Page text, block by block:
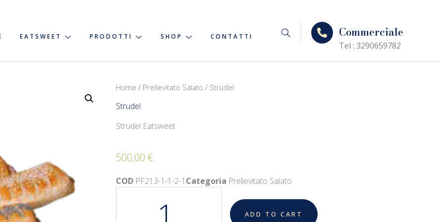
EATSWEET PRODOTTI SHOP CONTATTI Commerciale
Tel : 3290659782
Home / Prelievitato Salato / Strudel
Strudel
Strudel Eatsweet
500,00 €
COD PF213-1-1-2-1 Categoria Prelievitato Salato
ADD TO CART